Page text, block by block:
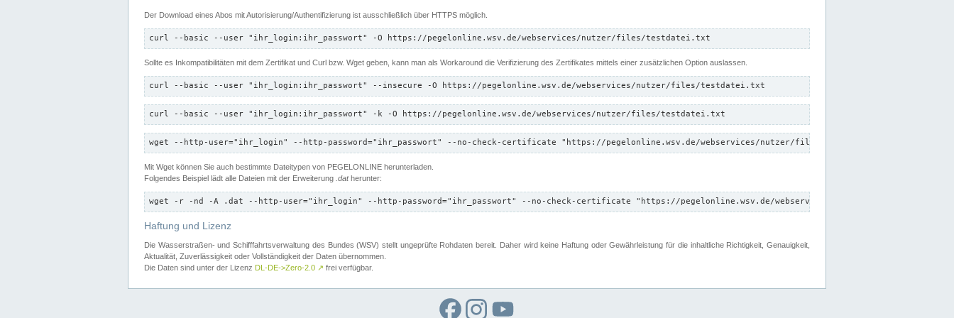
Der Download eines Abos mit Autorisierung/Authentifizierung ist ausschließlich über HTTPS möglich.
curl --basic --user "ihr_login:ihr_passwort" -O https://pegelonline.wsv.de/webservices/nutzer/files/testdatei.txt
Sollte es Inkompatibilitäten mit dem Zertifikat und Curl bzw. Wget geben, kann man als Workaround die Verifizierung des Zertifikates mittels einer zusätzlichen Option auslassen.
curl --basic --user "ihr_login:ihr_passwort" --insecure -O https://pegelonline.wsv.de/webservices/nutzer/files/testdatei.txt
curl --basic --user "ihr_login:ihr_passwort" -k -O https://pegelonline.wsv.de/webservices/nutzer/files/testdatei.txt
wget --http-user="ihr_login" --http-password="ihr_passwort" --no-check-certificate "https://pegelonline.wsv.de/webservices/nutzer/files/testdatei.txt"
Mit Wget können Sie auch bestimmte Dateitypen von PEGELONLINE herunterladen.
Folgendes Beispiel lädt alle Dateien mit der Erweiterung .datherunter:
wget -r -nd -A .dat --http-user="ihr_login" --http-password="ihr_passwort" --no-check-certificate "https://pegelonline.wsv.de/webservices/nutzer/files"
Haftung und Lizenz
Die Wasserstraßen- und Schifffahrtsverwaltung des Bundes (WSV) stellt ungeprüfte Rohdaten bereit. Daher wird keine Haftung oder Gewährleistung für die inhaltliche Richtigkeit, Genauigkeit,
Aktualität, Zuverlässigkeit oder Vollständigkeit der Daten übernommen.
Die Daten sind unter der Lizenz DL-DE->Zero-2.0 ↗ frei verfügbar.